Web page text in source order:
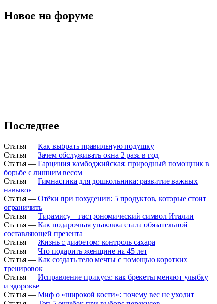
Новое на форуме
Последнее
Статья — Как выбрать правильную подушку
Статья — Зачем обслуживать окна 2 раза в год
Статья — Гарциния камбоджийская: природный помощник в
борьбе с лишним весом
Статья — Гимнастика для дошкольника: развитие важных
навыков
Статья — Отёки при похудении: 5 продуктов, которые стоит
ограничить
Статья — Тирамису – гастрономический символ Италии
Статья — Как подарочная упаковка стала обязательной
составляющей презента
Статья — Жизнь с диабетом: контроль сахара
Статья — Что подарить женщине на 45 лет
Статья — Как создать тело мечты с помощью коротких
тренировок
Статья — Исправление прикуса: как брекеты меняют улыбку
и здоровье
Статья — Миф о «широкой кости»: почему вес не уходит